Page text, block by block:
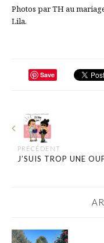
Photos par TH au
Lila.
Save
PRÉCÉDENT
J’SUIS TROP UNE